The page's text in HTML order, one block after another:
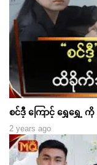
စင်ဒီ့ ကြောင့် ရွှေရွှေ့
2 years ago